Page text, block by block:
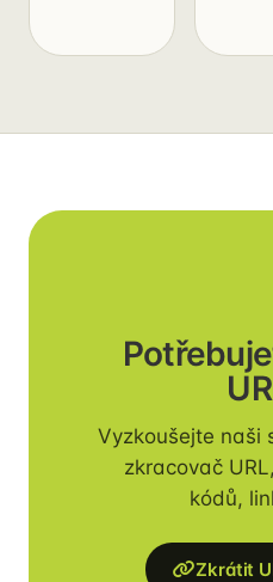
Vyzkoušejte
zkracovač
kódů,
Zkrátit